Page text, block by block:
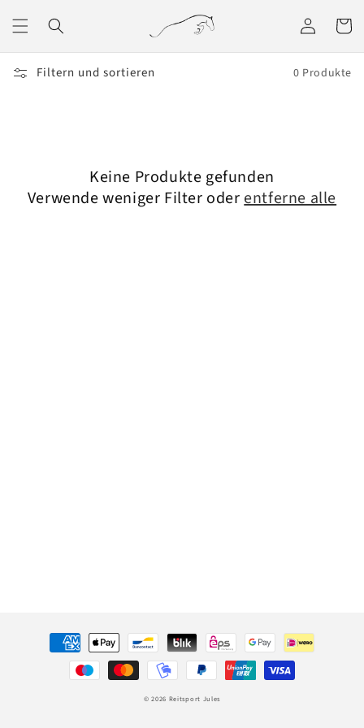
zum
Inhalt
Einloggen
Filtern und sortieren 0 Produkte
Keine Produkte gefunden
Verwende weniger Filter oderentferne alle
Zahlungsmethoden
© 2026 Reitsport Jules